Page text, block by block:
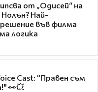
от „Одисей“ на
Най-
във филма
логика
Cast: "Правен съм
👀💥